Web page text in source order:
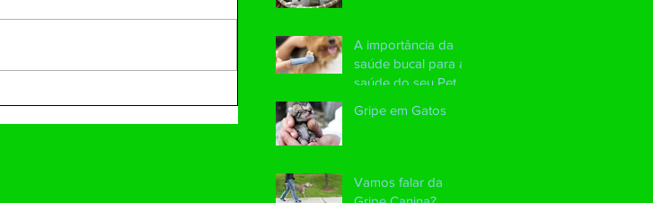
A importância da
saúde bucal para a
saúde do seu Pet.
Gripe em Gatos
Vamos falar da